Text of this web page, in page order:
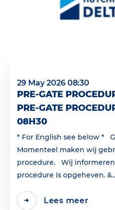
29 May 2026 08:30
PRE-GATE
PRE-GATE
08H30
* For English see below *
Momenteel maken wij
procedure. Wij
procedure is opgeheven.
Lees meer